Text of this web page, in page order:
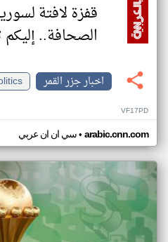
قفزة لافتة
الصحافة.. إليكم
اخبار جزر القمر
VF17PD
سي ان ان عربي• arabic.cnn.com